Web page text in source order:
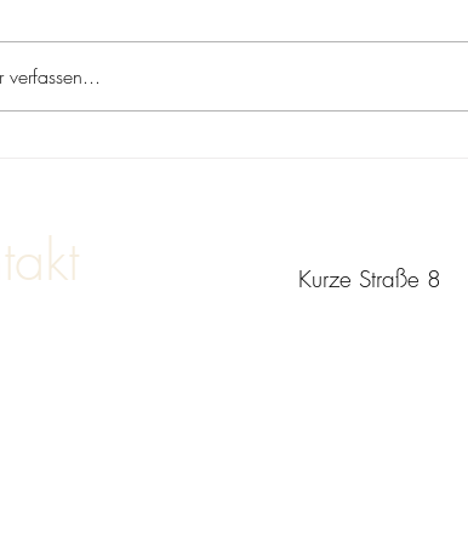
verfassen...
Kurze Straße 8